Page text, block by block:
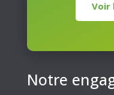
Voir
Notre